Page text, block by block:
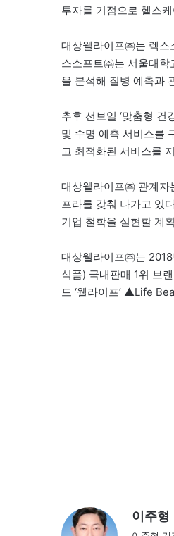
투자를 기점으로 헬스
대상웰라이프㈜는 렉스
스소프트㈜는 서울대
을 분석해 질병 예측과
추후 선보일 ‘맞춤형
및 수명 예측 서비스를
고 최적화된 서비스를
대상웰라이프㈜ 관계자
프라를 갖춰 나가고 있
기업 철학을 실현할 계
대상웰라이프㈜는
식품) 국내판매 1위 브
드 ‘웰라이프’ ▲Life
이주형